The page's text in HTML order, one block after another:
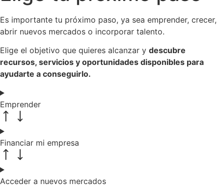
Es importante tu próximo paso, ya sea emprender, crecer,
abrir nuevos mercados o incorporar talento.
Elige el objetivo que quieres alcanzar y descubre
recursos, servicios y oportunidades disponibles para
ayudarte a conseguirlo.
Emprender
Financiar mi empresa
Acceder a nuevos mercados